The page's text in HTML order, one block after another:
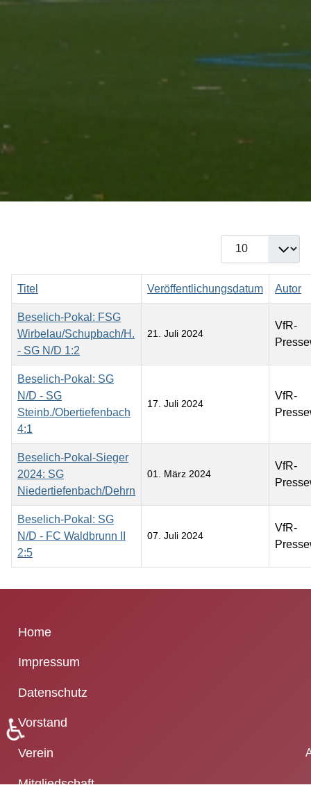
Anzeige #
Titel Veröffentlichungsdatum Autor
Beselich-Pokal: FSG
Wirbelau/Schupbach/H.
- SG N/D 1:2
21. Juli 2024
VfR-
Beselich-Pokal: SG
N/D - SG
Steinb./Obertiefenbach
4:1
17. Juli 2024
VfR-
Beselich-Pokal-Sieger
2024: SG
Niedertiefenbach/Dehrn
01. März 2024
VfR-
Beselich-Pokal: SG
N/D - FC Waldbrunn II
2:5
07. Juli 2024
VfR-
Home
Impressum
Datenschutz
Vorstand
Verein
Mitgliedschaft